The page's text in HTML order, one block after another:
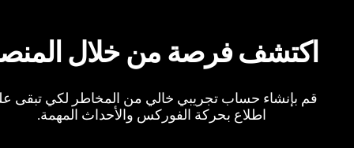
اكتشف فرصة من خلال
قم بإنشاء حساب تجريبي خالي من المخاطر لكي تبقى
اطلاع بحركة الفوركس والأحداث المهمة.